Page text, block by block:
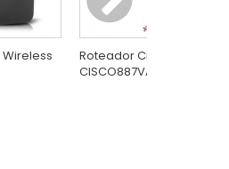
Roteador Cisco,
CISCO887VA-SEC-K9